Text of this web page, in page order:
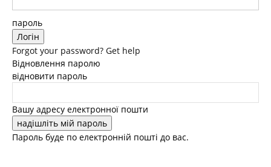
пароль
Forgot your password? Get help
Відновлення паролю
відновити пароль
Вашу адресу електронної пошти
Пароль буде по електронній пошті до вас.